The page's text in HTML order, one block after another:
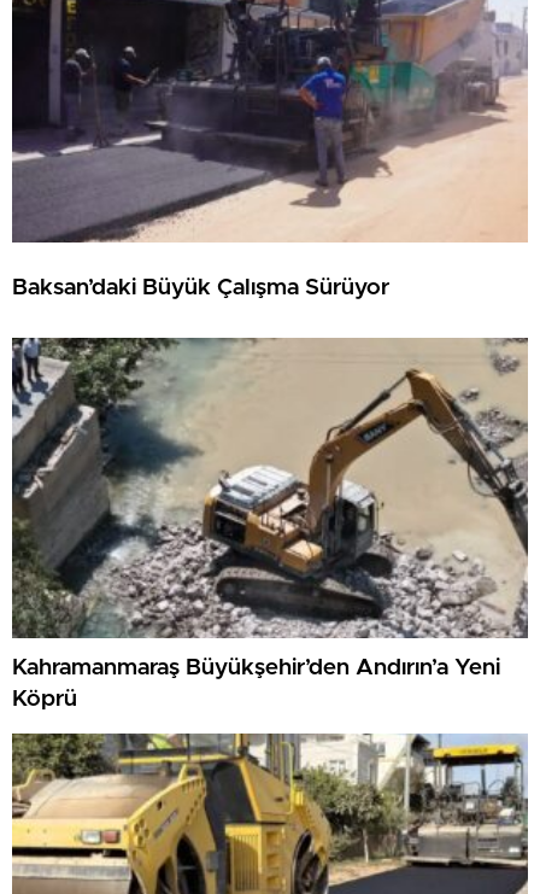
Baksan’daki Büyük Çalışma Sürüyor
Kahramanmaraş Büyükşehir’den Andırın’a Yeni
Köprü